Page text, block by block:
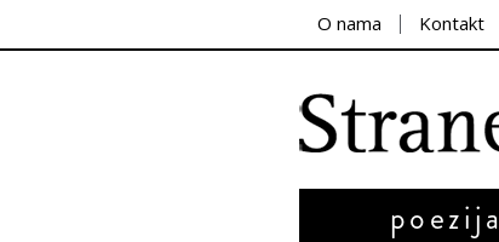
O nama Kontakt
poezija